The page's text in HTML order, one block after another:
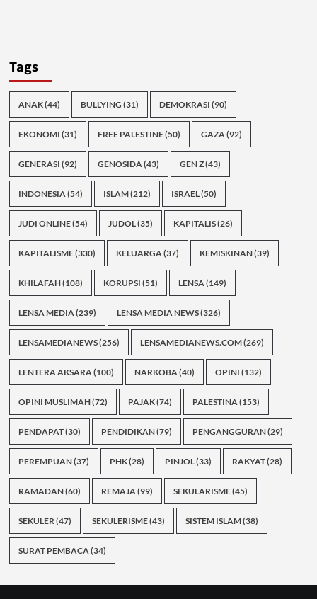
Tags
ANAK(44) BULLYING (31) DEMOKRASI (90)
EKONOMI (31) FREE PALESTINE(50) GAZA(92)
GENERASI (92) GENOSIDA(43) GEN Z(43)
INDONESIA(54) ISLAM(212) ISRAEL(50)
JUDI ONLINE(54) JUDOL(35) KAPITALIS(26)
KAPITALISME(330) KELUARGA(37) KEMISKINAN(39)
KHILAFAH(108) KORUPSI (51) LENSA(149)
LENSA MEDIA(239) LENSA MEDIA NEWS(326)
LENSAMEDIANEWS(256) LENSAMEDIANEWS.COM(269)
LENTERA AKSARA(100) NARKOBA(40) OPINI (132)
OPINI MUSLIMAH(72) PAJAK(74) PALESTINA(153)
PENDAPAT(30) PENDIDIKAN(79) PENGANGGURAN(29)
PEREMPUAN(37) PHK(28) PINJOL(33) RAKYAT(28)
RAMADAN(60) REMAJA(99) SEKULARISME(45)
SEKULER(47) SEKULERISME(43) SISTEM ISLAM(38)
SURAT PEMBACA(34)